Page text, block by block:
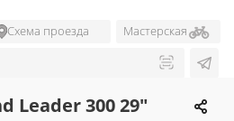
Схема проезда Мастерская
Leader 300 29"